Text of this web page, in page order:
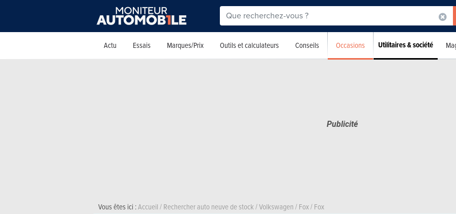
Actu Essais Marques/Prix Outils et calculateurs Conseils Occasions Utilitaires & société
Vous êtes ici :Accueil/Rechercher auto neuve de stock/Volkswagen/Fox/Fox